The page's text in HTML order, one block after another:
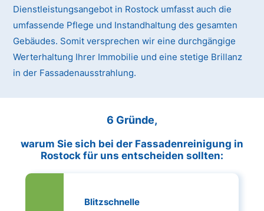
Dienstleistungsangebot in Rostock umfasst auch die
umfassende Pflege und Instandhaltung des gesamten
Gebäudes. Somit versprechen wir eine durchgängige
Werterhaltung Ihrer Immobilie und eine stetige Brillanz
in der Fassadenausstrahlung.
6 Gründe,
warum Sie sich bei der Fassadenreinigung in
Rostock für uns entscheiden sollten:
Blitzschnelle